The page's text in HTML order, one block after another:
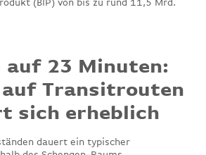
auf 23 Minuten:
auf Transitrouten
sich erheblich
dauert ein typischer